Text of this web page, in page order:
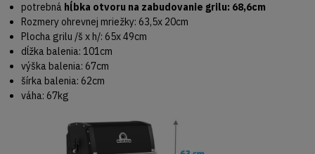
potrebná hĺbka otvoru na zabudovanie grilu: 68,6cm
Rozmery ohrevnej mriežky: 63,5x 20cm
Plocha grilu /š x h/: 65x 49cm
dĺžka balenia: 101cm
výška balenia: 67cm
šírka balenia: 62cm
váha: 67kg